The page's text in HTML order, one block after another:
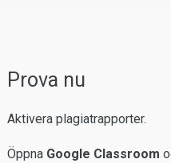
Prova nu
Aktivera plagiatrapporter.
Öppna Google Classroom